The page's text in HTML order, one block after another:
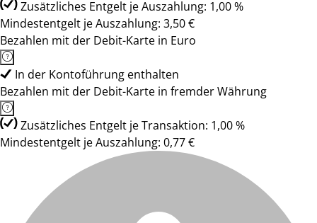
Zusätzliches Entgelt je Auszahlung: 1,00 %
Mindestentgelt je Auszahlung: 3,50 €
Bezahlen mit der Debit-Karte in Euro
In der Kontoführung enthalten
Bezahlen mit der Debit-Karte in fremder Währung
Zusätzliches Entgelt je Transaktion: 1,00 %
Mindestentgelt je Auszahlung: 0,77 €